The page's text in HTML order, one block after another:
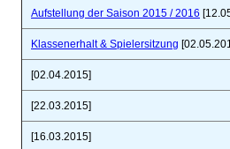
Aufstellung der Saison 2015 / 2016
Klassenerhalt & Spielersitzung
[02.04.2015]
[22.03.2015]
[16.03.2015]